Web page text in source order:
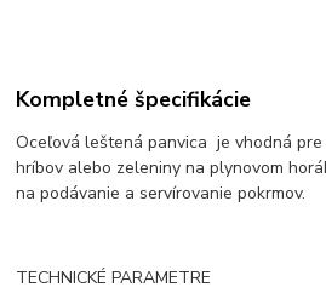
Kompletné špecifikácie
Oceľová leštená panvica je vhodná pre
hríbov alebo zeleniny na plynovom
na podávanie a servírovanie pokrmov.
TECHNICKÉ PARAMETRE